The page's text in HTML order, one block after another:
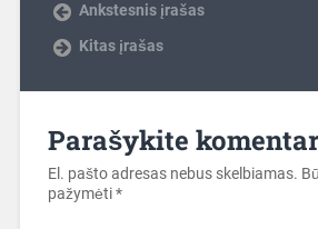
Ankstesnis įrašas
Kitas įrašas
Parašykite
El. pašto adresas nebus skelbiamas.
pažymėti*